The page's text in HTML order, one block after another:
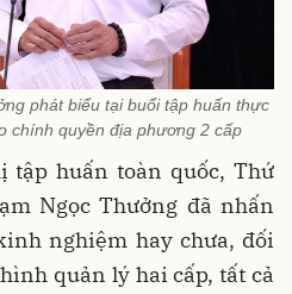
phát biểu tại buổi tập huấn thực
chính quyền địa phương 2 cấp
tập huấn toàn quốc, Thứ
Ngọc Thưởng đã nhấn
nghiệm hay chưa, đối
quản lý hai cấp, tất cả